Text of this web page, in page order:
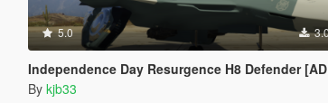
5.0
Independence Day Resurgence H8 Defender
By kjb33